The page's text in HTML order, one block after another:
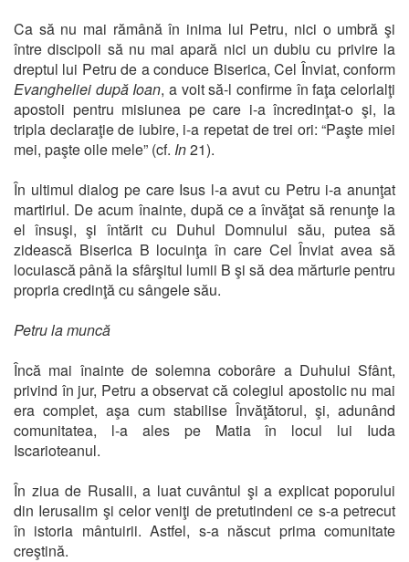
Ca să nu mai rămână în inima lui Petru, nici o umbră şi
între discipoli să nu mai apară nici un dubiu cu privire la
dreptul lui Petru de a conduce Biserica, Cel Înviat, conform
Evangheliei după Ioan, a voit să-l confirme în faţa celorlalţi
apostoli pentru misiunea pe care i-a încredinţat-o şi, la
tripla declaraţie de iubire, i-a repetat de trei ori: “Paşte miei
mei, paşte oile mele” (cf. In21).
În ultimul dialog pe care Isus l-a avut cu Petru i-a anunţat
martiriul. De acum înainte, după ce a învăţat să renunţe la
el însuşi, şi întărit cu Duhul Domnului său, putea să
zidească Biserica B locuinţa în care Cel Înviat avea să
locuiască până la sfârşitul lumii B şi să dea mărturie pentru
propria credinţă cu sângele său.
Petru la muncă
Încă mai înainte de solemna coborâre a Duhului Sfânt,
privind în jur, Petru a observat că colegiul apostolic nu mai
era complet, aşa cum stabilise Învăţătorul, şi, adunând
comunitatea, l-a ales pe Matia în locul lui Iuda
Iscarioteanul.
În ziua de Rusalii, a luat cuvântul şi a explicat poporului
din Ierusalim şi celor veniţi de pretutindeni ce s-a petrecut
în istoria mântuirii. Astfel, s-a născut prima comunitate
creştină.